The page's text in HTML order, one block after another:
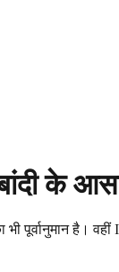
के
पूर्वानुमान है।